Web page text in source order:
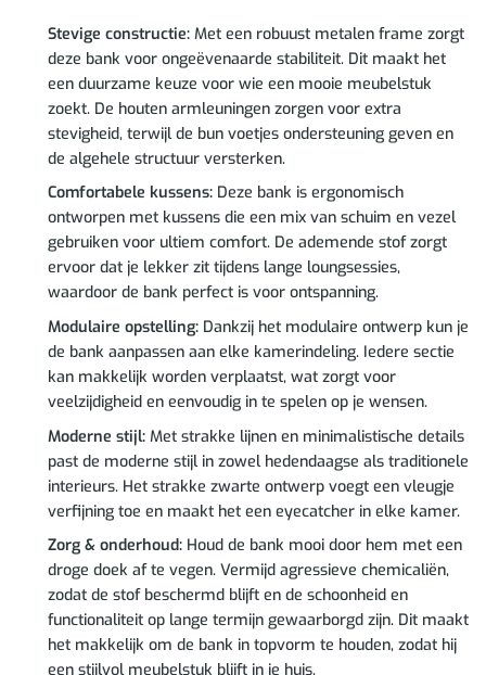
Stevige constructie:Met een robuust metalen frame zorgt
deze bank voor ongeëvenaarde stabiliteit. Dit maakt het
een duurzame keuze voor wie een mooie meubelstuk
zoekt. De houten armleuningen zorgen voor extra
stevigheid, terwijl de bun voetjes ondersteuning geven en
de algehele structuur versterken.
Comfortabele kussens:Deze bank is ergonomisch
ontworpen met kussens die een mix van schuim en vezel
gebruiken voor ultiem comfort. De ademende stof zorgt
ervoor dat je lekker zit tijdens lange loungsessies,
waardoor de bank perfect is voor ontspanning.
Modulaire opstelling:Dankzij het modulaire ontwerp kun je
de bank aanpassen aan elke kamerindeling. Iedere sectie
kan makkelijk worden verplaatst, wat zorgt voor
veelzijdigheid en eenvoudig in te spelen op je wensen.
Moderne stijl:Met strakke lijnen en minimalistische details
past de moderne stijl in zowel hedendaagse als traditionele
interieurs. Het strakke zwarte ontwerp voegt een vleugje
verfijning toe en maakt het een eyecatcher in elke kamer.
Zorg & onderhoud:Houd de bank mooi door hem met een
droge doek af te vegen. Vermijd agressieve chemicaliën,
zodat de stof beschermd blijft en de schoonheid en
functionaliteit op lange termijn gewaarborgd zijn. Dit maakt
het makkelijk om de bank in topvorm te houden, zodat hij
een stijlvol meubelstuk blijft in je huis.